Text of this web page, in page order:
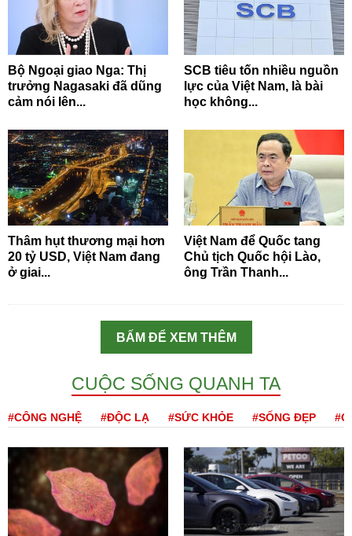
Bộ Ngoại giao Nga: Thị
trưởng Nagasaki đã dũng
cảm nói lên...
SCB tiêu tốn nhiều nguồn
lực của Việt Nam, là bài
học không...
Thâm hụt thương mại hơn
20 tỷ USD, Việt Nam đang
ở giai...
Việt Nam để Quốc tang
Chủ tịch Quốc hội Lào,
ông Trần Thanh...
BẤM ĐỂ XEM THÊM
CUỘC SỐNG QUANH TA
#CÔNG NGHỆ #ĐỘC LẠ #SỨC KHỎE #SỐNG ĐẸP